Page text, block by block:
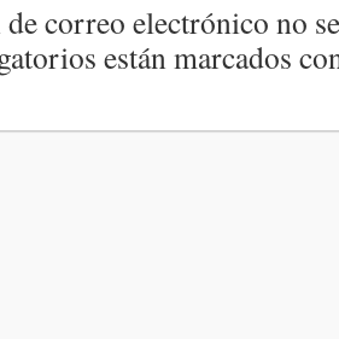
correo electrónico no
están marcados